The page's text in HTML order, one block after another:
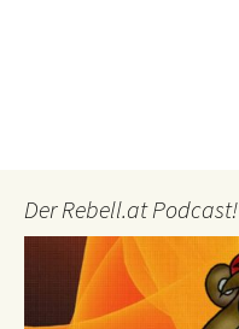
Der Rebell.at Podcast!